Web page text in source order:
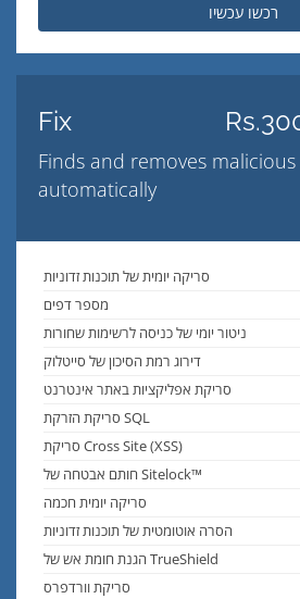
רכשו עכשיו
Fix
Finds and removes
automatically
סריקה יומית של תוכנות זדוניות
מספר דפים
ניטור יומי של כניסה לרשימות שחורות
דירוג רמת הסיכון של סייטלוק
סריקת אפליקציות באתר אינטרנט
סריקת הזרקת SQL
סריקת Cross Site (XSS)
חותם אבטחה של Sitelock™
סריקה יומית חכמה
הסרה אוטומטית של תוכנות זדוניות
הגנת חומת אש של TrueShield
סריקת וורדפרס